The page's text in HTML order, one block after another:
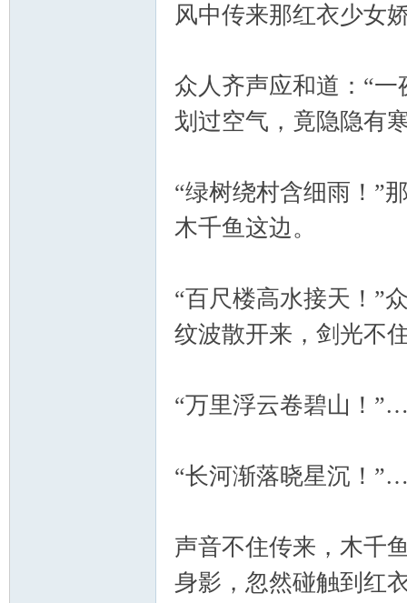
风中传来那红衣少女
众人齐声应和道：“
划过空气，竟隐隐有
“绿树绕村含细雨！”
木千鱼这边。
“百尺楼高水接天！”
纹波散开来，剑光不
“万里浮云卷碧山！
“长河渐落晓星沉！
声音不住传来，木千
身影，忽然碰触到红